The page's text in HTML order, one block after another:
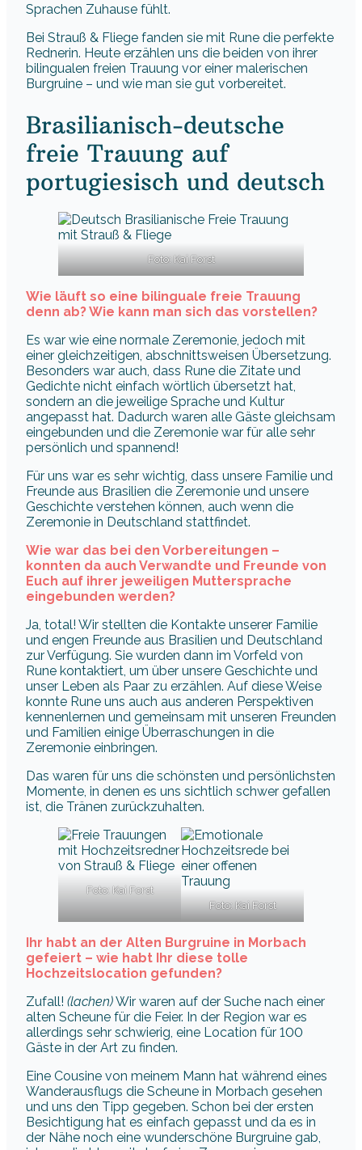
Sprachen Zuhause fühlt.
Bei Strauß & Fliege fanden sie mit Rune die perfekte
Rednerin. Heute erzählen uns die beiden von ihrer
bilingualen freien Trauung vor einer malerischen
Burgruine – und wie man sie gut vorbereitet.
Brasilianisch-deutsche
freie Trauung auf
portugiesisch und deutsch
Foto: Kai Forst
Wie läuft so eine bilinguale freie Trauung
denn ab? Wie kann man sich das vorstellen?
Es war wie eine normale Zeremonie, jedoch mit
einer gleichzeitigen, abschnittsweisen Übersetzung.
Besonders war auch, dass Rune die Zitate und
Gedichte nicht einfach wörtlich übersetzt hat,
sondern an die jeweilige Sprache und Kultur
angepasst hat. Dadurch waren alle Gäste gleichsam
eingebunden und die Zeremonie war für alle sehr
persönlich und spannend!
Für uns war es sehr wichtig, dass unsere Familie und
Freunde aus Brasilien die Zeremonie und unsere
Geschichte verstehen können, auch wenn die
Zeremonie in Deutschland stattfindet.
Wie war das bei den Vorbereitungen –
konnten da auch Verwandte und Freunde von
Euch auf ihrer jeweiligen Muttersprache
eingebunden werden?
Ja, total! Wir stellten die Kontakte unserer Familie
und engen Freunde aus Brasilien und Deutschland
zur Verfügung. Sie wurden dann im Vorfeld von
Rune kontaktiert, um über unsere Geschichte und
unser Leben als Paar zu erzählen. Auf diese Weise
konnte Rune uns auch aus anderen Perspektiven
kennenlernen und gemeinsam mit unseren Freunden
und Familien einige Überraschungen in die
Zeremonie einbringen.
Das waren für uns die schönsten und persönlichsten
Momente, in denen es uns sichtlich schwer gefallen
ist, die Tränen zurückzuhalten.
Foto: Kai Forst
Foto: Kai Forst
Ihr habt an der Alten Burgruine in Morbach
gefeiert – wie habt Ihr diese tolle
Hochzeitslocation gefunden?
Zufall! (lachen)Wir waren auf der Suche nach einer
alten Scheune für die Feier. In der Region war es
allerdings sehr schwierig, eine Location für 100
Gäste in der Art zu finden.
Eine Cousine von meinem Mann hat während eines
Wanderausflugs die Scheune in Morbach gesehen
und uns den Tipp gegeben. Schon bei der ersten
Besichtigung hat es einfach gepasst und da es in
der Nähe noch eine wunderschöne Burgruine gab,